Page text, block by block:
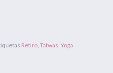
Retiro Tatwas Yoga